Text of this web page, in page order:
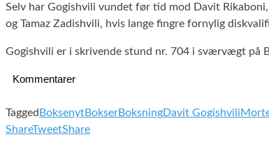
Selv har Gogishvili vundet før tid mod Davit
og Tamaz Zadishvili, hvis lange fingre fornylig
Gogishvili er i skrivende stund nr. 704 i sværvægt på
Kommentarer
Tagged BoksenytBokserBoksningDavit Gogishvili
ShareTweetShare